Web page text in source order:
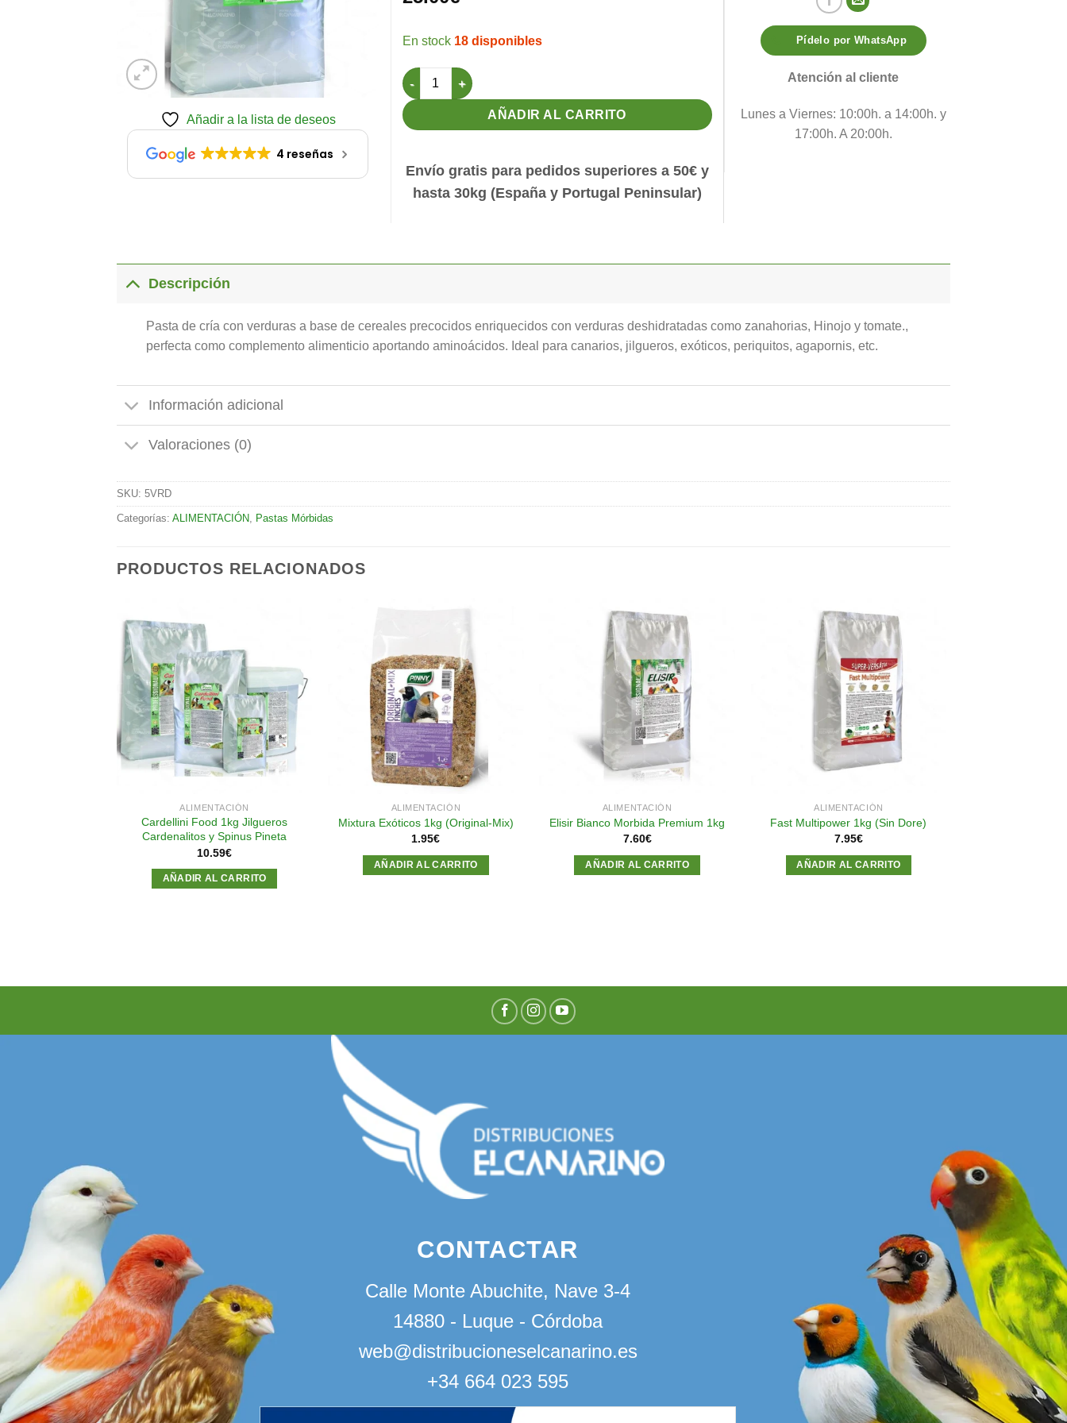
Añadir a la lista de deseos
4 reseñas
18 disponibles
Verdura 5kg Zanahoria, Tomate y Inojo Pineta cantidad
AÑADIR AL CARRITO
Envío gratis para pedidos superiores a 50€ y
hasta 30kg (España y Portugal Peninsular)
Pídelo por WhatsApp
Atención al cliente
Lunes a Viernes: 10:00h. a 14:00h. y
17:00h. A 20:00h.
Descripción
Pasta de cría con verduras a base de cereales precocidos enriquecidos con verduras deshidratadas como zanahorias, Hinojo y tomate.,
perfecta como complemento alimenticio aportando aminoácidos. Ideal para canarios, jilgueros, exóticos, periquitos, agapornis, etc.
Información adicional
Valoraciones (0)
SKU: 5VRD
Categorías: ALIMENTACIÓN Pastas Mórbidas
PRODUCTOS RELACIONADOS
Añadir
lista de
deseos
ALIMENTACIÓN
Cardellini Food 1kg Jilgueros
Cardenalitos y Spinus Pineta
10.59€
AÑADIR AL CARRITO
ALIMENTACIÓN
Mixtura Exóticos 1kg (Original-Mix)
1.95€
AÑADIR AL CARRITO
ALIMENTACIÓN
Elisir Bianco Morbida Premium 1kg
7.60€
AÑADIR AL CARRITO
ALIMENTACIÓN
Fast Multipower 1kg (Sin Dore)
7.95€
AÑADIR AL CARRITO
CONTACTAR
Calle Monte Abuchite, Nave 3-4
14880 - Luque - Córdoba
web@distribucioneselcanarino.es
+34 664 023 595